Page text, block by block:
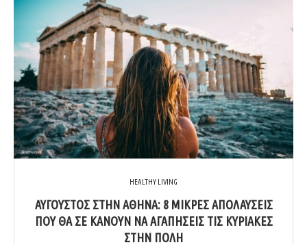
HEALTHY LIVING
ΑΎΓΟΥΣΤΟΣ ΣΤΗΝ ΑΘΉΝΑ: 8 ΜΙΚΡΈΣ ΑΠΟΛΑΎΣΕΙΣ
ΠΟΥ ΘΑ ΣΕ ΚΆΝΟΥΝ ΝΑ ΑΓΑΠΉΣΕΙΣ ΤΙΣ ΚΥΡΙΑΚΈΣ
ΣΤΗΝ ΠΌΛΗ